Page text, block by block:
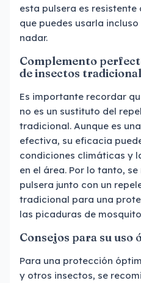
esta pulsera es
que puedes usarla
nadar.
Complemento
de insectos tradicional
Es importante recordar
no es un sustituto del
tradicional. Aunque es
efectiva, su eficacia
condiciones climáticas y
en el área. Por lo tanto,
pulsera junto con un
tradicional para una
las picaduras de
Consejos para su uso
Para una protección
y otros insectos, se